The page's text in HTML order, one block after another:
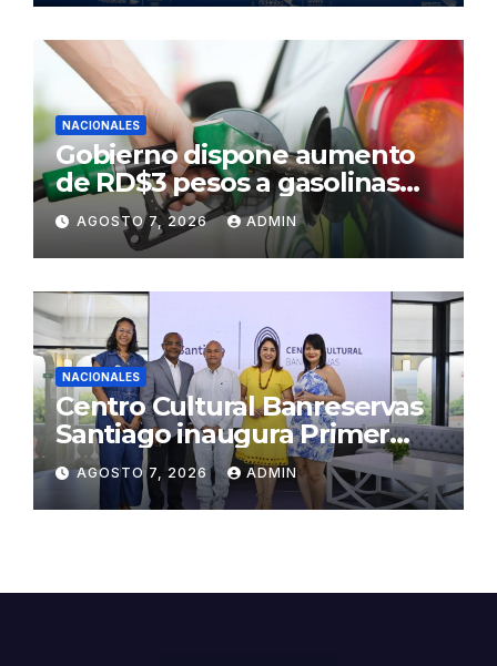
NACIONALES
Gobierno dispone aumento
de RD$3 pesos a gasolinas
premium y regular
AGOSTO 7, 2026 ADMIN
NACIONALES
Centro Cultural Banreservas
Santiago inaugura Primer
Congreso de Artesanos de
Santiago
AGOSTO 7, 2026 ADMIN